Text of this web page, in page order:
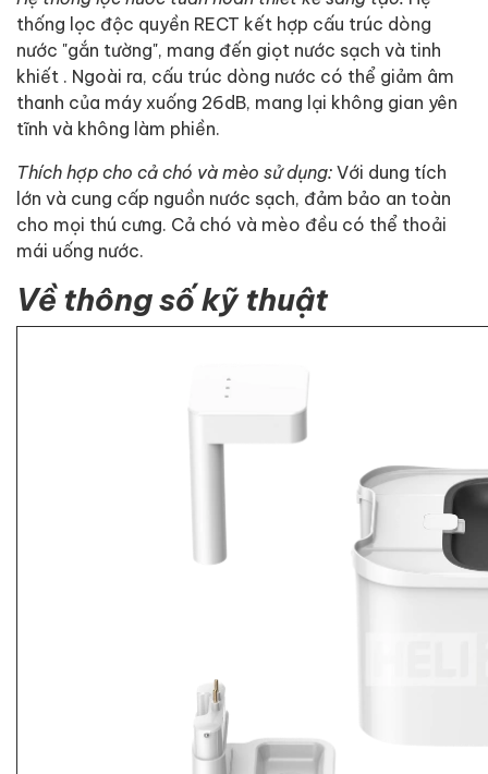
thống lọc độc quyền RECT kết hợp cấu trúc dòng
nước "gắn tường", mang đến giọt nước sạch và tinh
khiết . Ngoài ra, cấu trúc dòng nước có thể giảm âm
thanh của máy xuống 26dB, mang lại không gian yên
tĩnh và không làm phiền.
Thích hợp cho cả chó và mèo sử dụng: Với dung tích
lớn và cung cấp nguồn nước sạch, đảm bảo an toàn
cho mọi thú cưng. Cả chó và mèo đều có thể thoải
mái uống nước.
Về thông số kỹ thuật